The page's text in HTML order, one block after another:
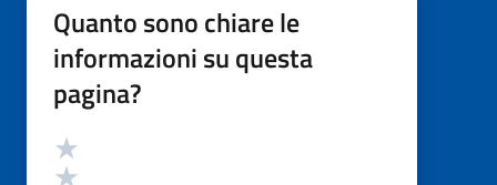
Quanto sono chiare le
informazioni su questa
pagina?
Valutazione